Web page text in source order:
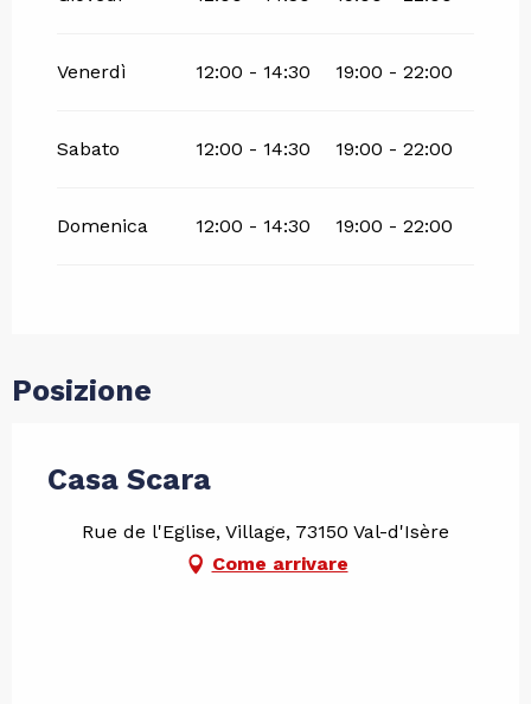
Venerdì 12:00 - 14:30 19:00 - 22:00
Sabato 12:00 - 14:30 19:00 - 22:00
Domenica 12:00 - 14:30 19:00 - 22:00
Posizione
Casa Scara
Rue de l'Eglise, Village, 73150 Val-d'Isère
Come arrivare